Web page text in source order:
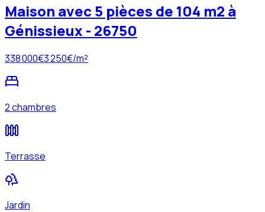
Maison avec 5 pièces de 104 m2 à
Génissieux - 26750
338 000€3 250€/m²
2 chambres
Terrasse
Jardin